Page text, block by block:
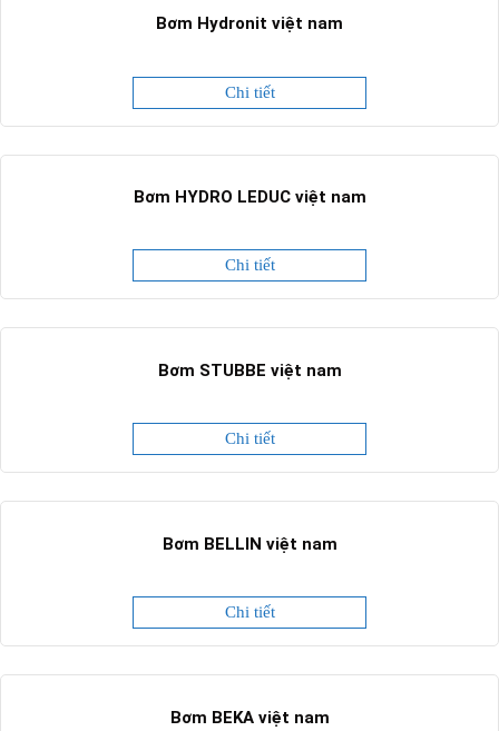
Bơm Hydronit việt nam
Chi tiết
Bơm HYDRO LEDUC việt nam
Chi tiết
Bơm STUBBE việt nam
Chi tiết
Bơm BELLIN việt nam
Chi tiết
Bơm BEKA việt nam